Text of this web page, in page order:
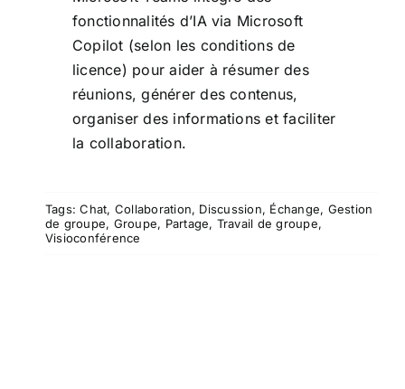
fonctionnalités d’IA via Microsoft
Copilot (selon les conditions de
licence) pour aider à résumer des
réunions, générer des contenus,
organiser des informations et faciliter
la collaboration.
Tags:Chat, Collaboration, Discussion, Échange, Gestion
de groupe, Groupe, Partage, Travail de groupe,
Visioconférence